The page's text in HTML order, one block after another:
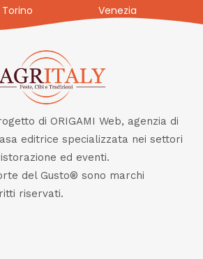
Torino Venezia
di ORIGAMI Web, agenzia di
editrice specializzata nei settori
ed eventi.
del Gusto® sono marchi
riservati.